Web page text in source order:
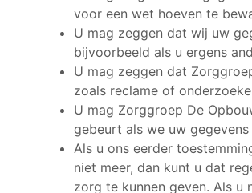
voor een wet hoeven te
U mag zeggen dat wij uw
bijvoorbeeld als u ergens
U mag zeggen dat
zoals reclame of
U mag Zorggroep De
gebeurt als we uw
Als u ons eerder
niet meer, dan kunt u dat
zorg te kunnen geven. Als